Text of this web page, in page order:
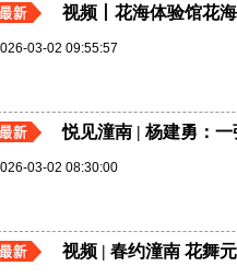
视频丨花海体验馆花
03-02 09:55:57
悦见潼南 | 杨建勇：
03-02 08:30:00
视频 | 春约潼南 花舞